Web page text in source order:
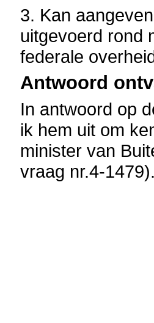
3. Kan
uitgevoerd rond
federale
Antwoord
In antwoord op
ik hem uit om
minister van
vraag nr.4-1479).